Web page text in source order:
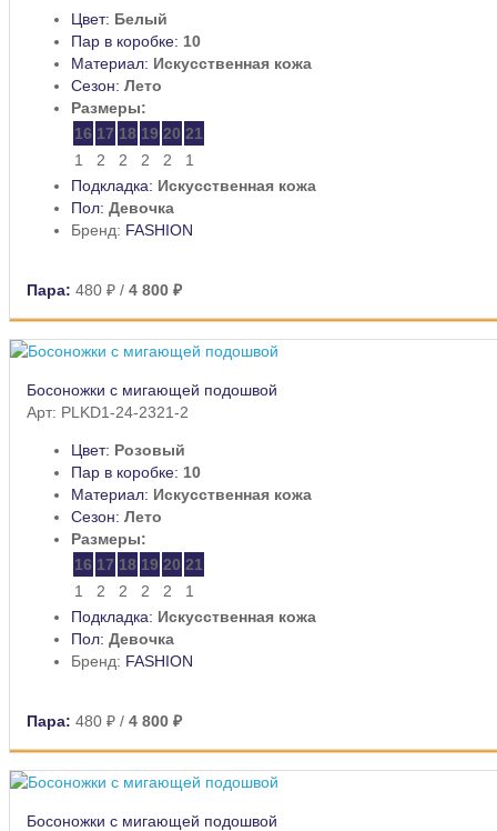
Цвет: Белый
Пар в коробке: 10
Материал: Искусственная кожа
Сезон: Лето
Размеры:
16 17 18 19 20 21
1
2 2 2 2
1
Подкладка: Искусственная кожа
Пол: Девочка
Бренд: FASHION
Пара: 480 ₽ / 4 800 ₽
Босоножки с мигающей подошвой
Арт: PLKD1-24-2321-2
Цвет: Розовый
Пар в коробке: 10
Материал: Искусственная кожа
Сезон: Лето
Размеры:
16 17 18 19 20 21
1
2 2 2 2
1
Подкладка: Искусственная кожа
Пол: Девочка
Бренд: FASHION
Пара: 480 ₽ / 4 800 ₽
Босоножки с мигающей подошвой